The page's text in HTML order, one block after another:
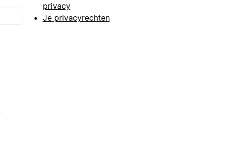
privacy
Je privacyrechten